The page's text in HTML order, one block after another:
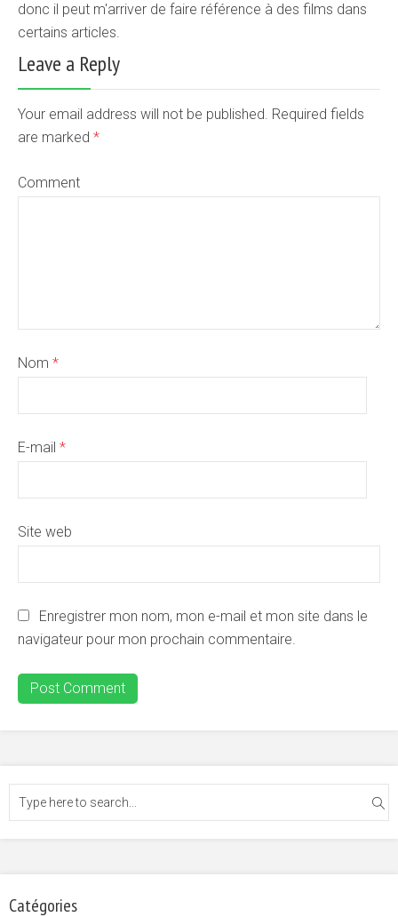
donc il peut m'arriver de faire référence à des films dans
certains articles.
Leave a Reply
Your email address will not be published. Required fields
are marked *
Comment
Nom *
E-mail *
Site web
Enregistrer mon nom, mon e-mail et mon site dans le
navigateur pour mon prochain commentaire.
Catégories